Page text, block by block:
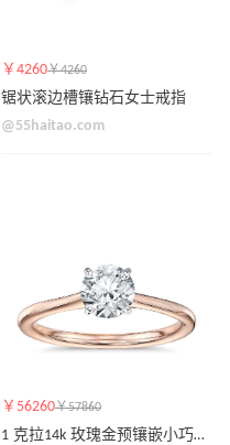
￥4260￥4260
锯状滚边槽镶钻石女士戒指
@55haitao.com
￥56260￥57860
1 克拉14k 玫瑰金预镶嵌小巧单石订婚戒指